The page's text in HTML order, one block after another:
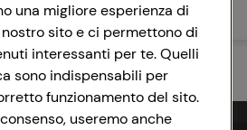
15 min Facile
una migliore esperienza di
nostro sito e ci permettono di
interessanti per te. Quelli
sono indispensabili per
funzionamento del sito.
useremo anche